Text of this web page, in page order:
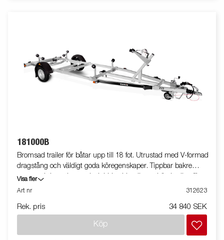
181000B
Bromsad trailer för båtar upp till 18 fot. Utrustad med V-formad
dragstång och väldigt goda köregenskaper. Tippbar bakre
vagga och justerbara och dubbla sidorullar av hög kvalitet för att
enkel anpassning till din båt. Varmgalvaniserat chassi för lång
hjullager förlänger livstiden. Justerbart vinschtorn. Enkel
pålastning. Båttrailern på bilden kan vara extrautrustad.
Visa fler
Art nr
312623
Rek. pris 34 840 SEK
Köp